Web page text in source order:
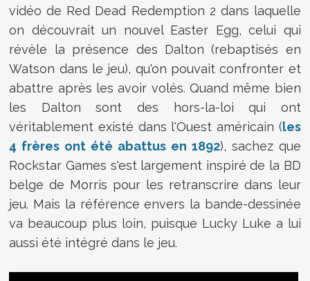
vidéo de Red Dead Redemption 2 dans laquelle
on découvrait un nouvel Easter Egg, celui qui
révèle la présence des Dalton (rebaptisés en
Watson dans le jeu), qu'on pouvait confronter et
abattre après les avoir volés. Quand même bien
les Dalton sont des hors-la-loi qui ont
véritablement existé dans l'Ouest américain (les
4 frères ont été abattus en 1892), sachez que
Rockstar Games s'est largement inspiré de la BD
belge de Morris pour les retranscrire dans leur
jeu. Mais la référence envers la bande-dessinée
va beaucoup plus loin, puisque Lucky Luke a lui
aussi été intégré dans le jeu.